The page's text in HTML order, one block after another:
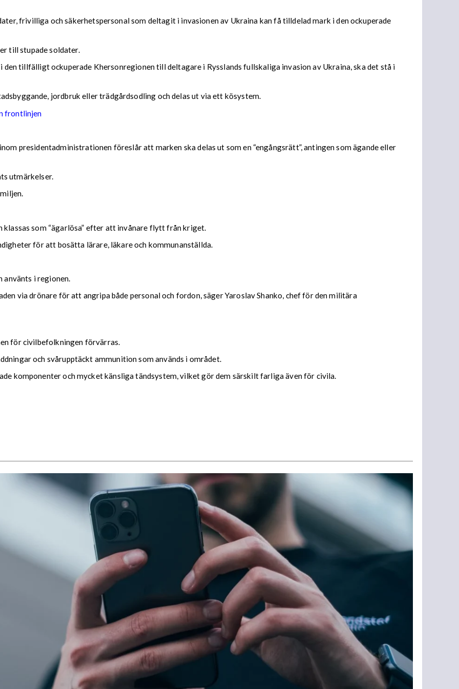
frivilliga och säkerhetspersonal som deltagit i invasionen av Ukraina kan få tilldelad mark i den ockuperade
till stupade soldater.
tillfälligt ockuperade Khersonregionen till deltagare i Rysslands fullskaliga invasion av Ukraina, ska det stå i
jordbruk eller trädgårdsodling och delas ut via ett kösystem.
frontlinjen
presidentadministrationen föreslår att marken ska delas ut som en “engångsrätt”, antingen som ägande eller
utmärkelser.
som “ägarlösa” efter att invånare flytt från kriget.
för att bosätta lärare, läkare och kommunanställda.
använts i regionen.
via drönare för att angripa både personal och fordon, säger Yaroslav Shanko, chef för den militära
för civilbefolkningen förvärras.
och svårupptäckt ammunition som används i området.
komponenter och mycket känsliga tändsystem, vilket gör dem särskilt farliga även för civila.